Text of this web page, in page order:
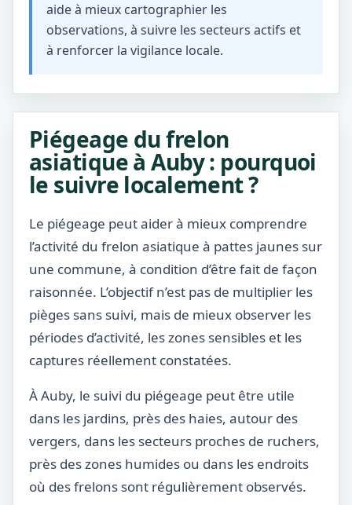
aide à mieux cartographier les
observations, à suivre les secteurs actifs et
à renforcer la vigilance locale.
Piégeage du frelon
asiatique à Auby : pourquoi
le suivre localement ?
Le piégeage peut aider à mieux comprendre
l’activité du frelon asiatique à pattes jaunes sur
une commune, à condition d’être fait de façon
raisonnée. L’objectif n’est pas de multiplier les
pièges sans suivi, mais de mieux observer les
périodes d’activité, les zones sensibles et les
captures réellement constatées.
À Auby, le suivi du piégeage peut être utile
dans les jardins, près des haies, autour des
vergers, dans les secteurs proches de ruchers,
près des zones humides ou dans les endroits
où des frelons sont régulièrement observés.